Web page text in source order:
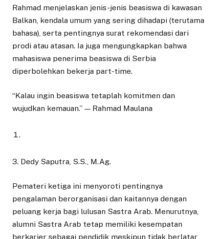
Rahmad menjelaskan jenis-jenis beasiswa di kawasan
Balkan, kendala umum yang sering dihadapi (terutama
bahasa), serta pentingnya surat rekomendasi dari
prodi atau atasan. Ia juga mengungkapkan bahwa
mahasiswa penerima beasiswa di Serbia
diperbolehkan bekerja part-time.
“Kalau ingin beasiswa tetaplah komitmen dan
wujudkan kemauan.” — Rahmad Maulana
3. Dedy Saputra, S.S., M.Ag.
Pemateri ketiga ini menyoroti pentingnya
pengalaman berorganisasi dan kaitannya dengan
peluang kerja bagi lulusan Sastra Arab. Menurutnya,
alumni Sastra Arab tetap memiliki kesempatan
berkarier sebagai pendidik meskipun tidak berlatar